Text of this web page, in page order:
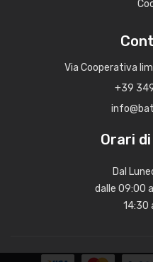
Via Cooperativa
+39
Orari
Dal
dalle 09:00
14:30